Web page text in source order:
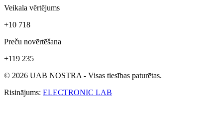
Veikala vērtējums
+10 718
Preču novērtēšana
+119 235
© 2026 UAB NOSTRA - Visas tiesības paturētas.
Risinājums: ELECTRONIC LAB